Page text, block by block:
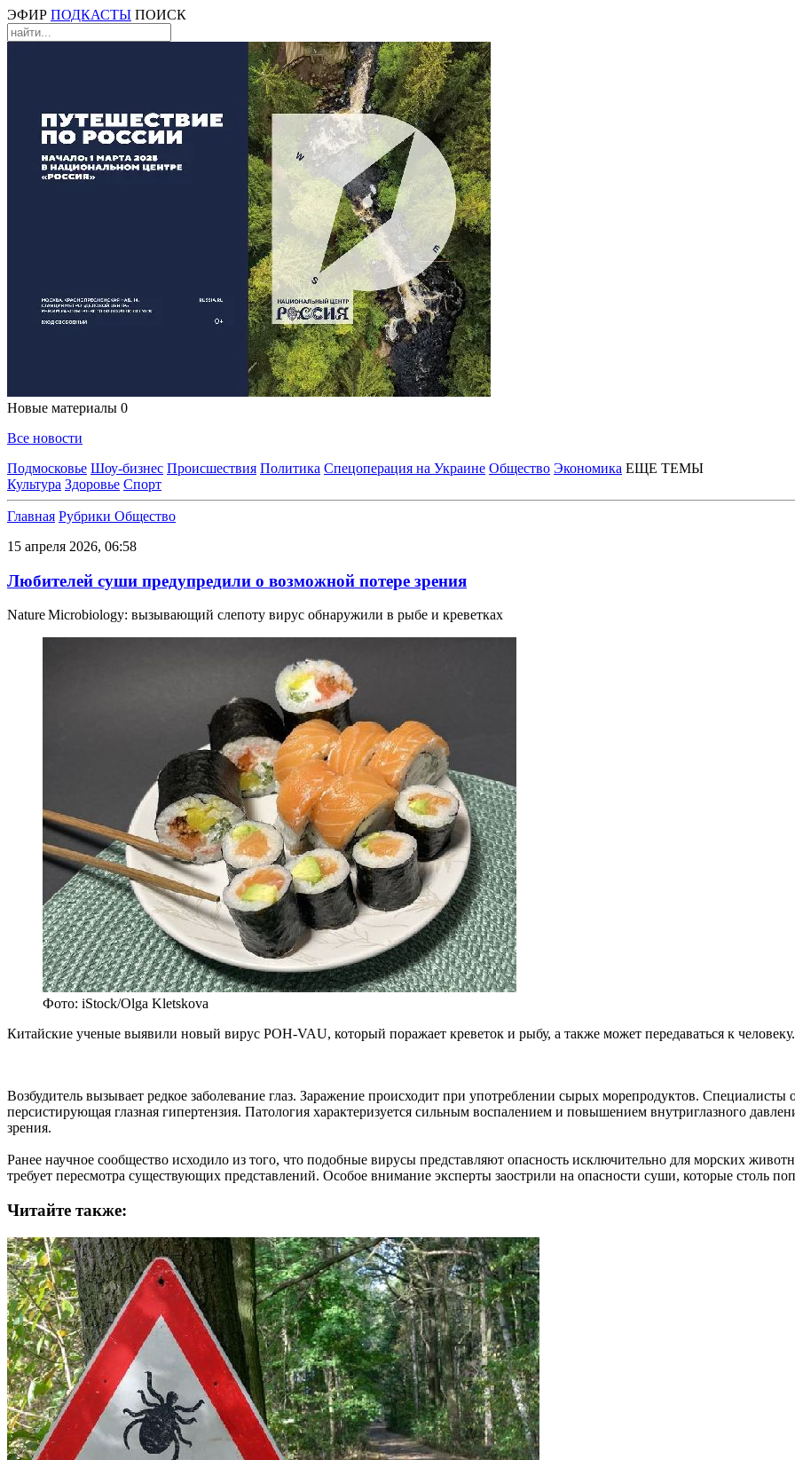
ЭФИР ПОДКАСТЫ ПОИСК
Новые материалы 0
Все новости
Подмосковье Шоу-бизнес Происшествия Политика Спецоперация на Украине Общество Экономика ЕЩЕ ТЕМЫ
Культура Здоровье Спорт
Главная Рубрики Общество
15 апреля 2026, 06:58
Любителей суши предупредили о возможной потере зрения
Nature Microbiology: вызывающий слепоту вирус обнаружили в рыбе и креветках
Фото: iStock/Olga Kletskova
Китайские ученые выявили новый вирус POH‑VAU, который поражает креветок и рыбу, а также может передаваться к
Возбудитель вызывает редкое заболевание глаз. Заражение происходит при употреблении сырых морепродуктов. Специалисты
персистирующая глазная гипертензия. Патология характеризуется сильным воспалением и повышением внутриглазного
зрения.
Ранее научное сообщество исходило из того, что подобные вирусы представляют опасность исключительно для морских
требует пересмотра существующих представлений. Особое внимание эксперты заострили на опасности суши, которые столь
Читайте также: